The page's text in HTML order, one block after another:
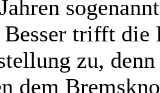
Besser trifft die
zu,
dem